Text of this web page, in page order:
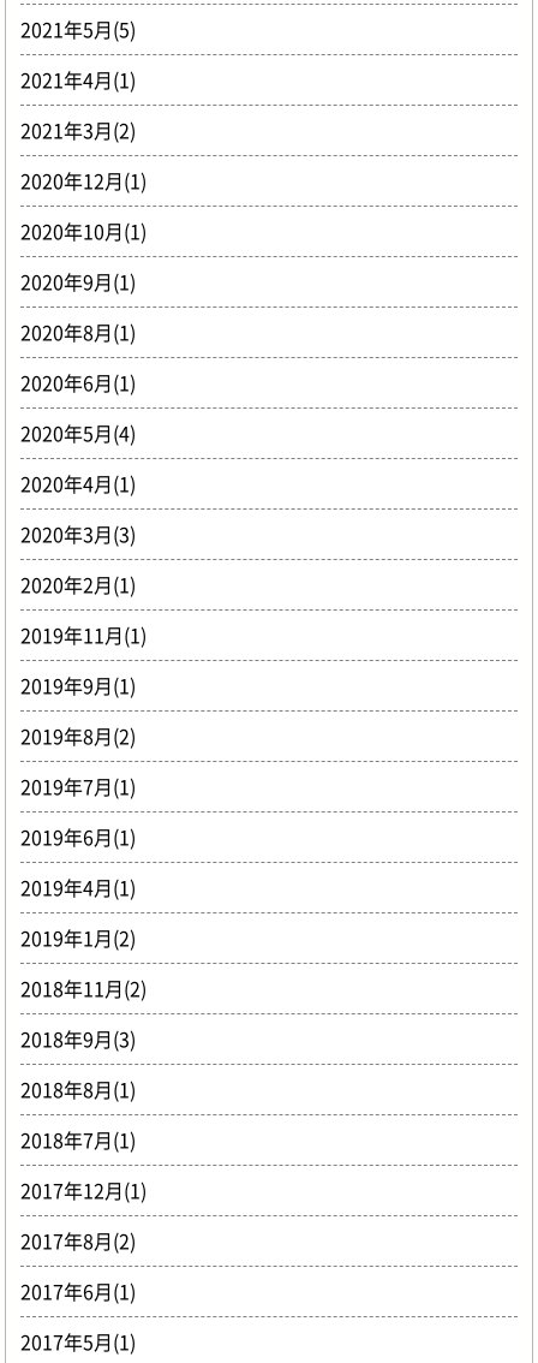
2021年5月(5)
2021年4月(1)
2021年3月(2)
2020年12月(1)
2020年10月(1)
2020年9月(1)
2020年8月(1)
2020年6月(1)
2020年5月(4)
2020年4月(1)
2020年3月(3)
2020年2月(1)
2019年11月(1)
2019年9月(1)
2019年8月(2)
2019年7月(1)
2019年6月(1)
2019年4月(1)
2019年1月(2)
2018年11月(2)
2018年9月(3)
2018年8月(1)
2018年7月(1)
2017年12月(1)
2017年8月(2)
2017年6月(1)
2017年5月(1)